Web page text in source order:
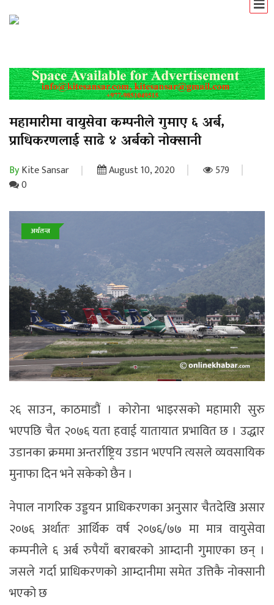
महामारीमा वायुसेवा कम्पनीले गुमाए ६ अर्ब,
प्राधिकरणलाई साढे ४ अर्बको नोक्सानी
ByKite Sansar August 10, 2020
579
0
अर्थतन्त्र
२६ साउन, काठमाडौं । कोरोना भाइरसको महामारी सुरु
भएपछि चैत २०७६ यता हवाई यातायात प्रभावित छ । उद्धार
उडानका क्रममा अन्तर्राष्ट्रिय उडान भएपनि त्यसले व्यवसायिक
मुनाफा दिन भने सकेको छैन ।
नेपाल नागरिक उड्डयन प्राधिकरणका अनुसार चैतदेखि असार
२०७६ अर्थातः आर्थिक वर्ष २०७६/७७ मा मात्र वायुसेवा
कम्पनीले ६ अर्ब रुपैयाँ बराबरको आम्दानी गुमाएका छन् ।
जसले गर्दा प्राधिकरणको आम्दानीमा समेत उत्तिकै नोक्सानी
भएको छ